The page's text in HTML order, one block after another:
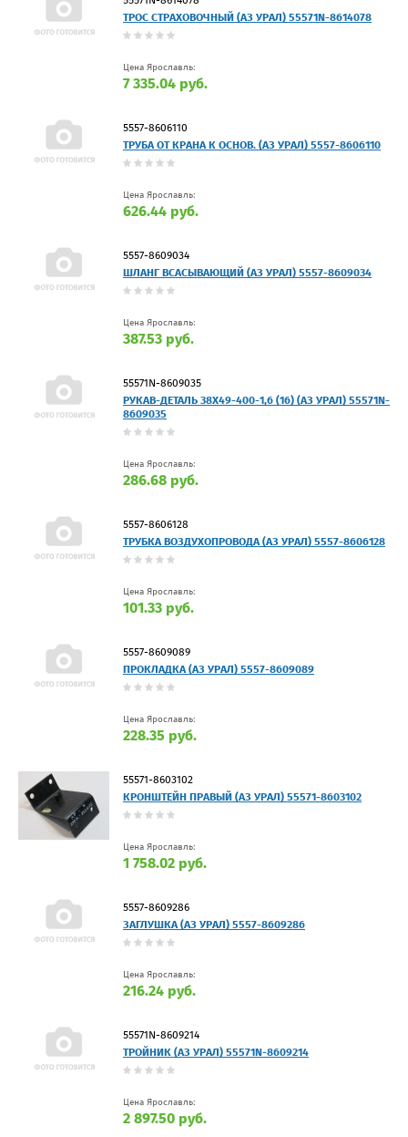
ТРОС СТРАХОВОЧНЫЙ (АЗ УРАЛ) 55571N-8614078
Цена Ярославль:
7 335.04 руб.
5557-8606110
ТРУБА ОТ КРАНА К ОСНОВ. (АЗ УРАЛ) 5557-8606110
Цена Ярославль:
626.44 руб.
5557-8609034
ШЛАНГ ВСАСЫВАЮЩИЙ (АЗ УРАЛ) 5557-8609034
Цена Ярославль:
387.53 руб.
55571N-8609035
РУКАВ-ДЕТАЛЬ 38Х49-400-1,6 (16) (АЗ УРАЛ) 55571N-
8609035
Цена Ярославль:
286.68 руб.
5557-8606128
ТРУБКА ВОЗДУХОПРОВОДА (АЗ УРАЛ) 5557-8606128
Цена Ярославль:
101.33 руб.
5557-8609089
ПРОКЛАДКА (АЗ УРАЛ) 5557-8609089
Цена Ярославль:
228.35 руб.
55571-8603102
КРОНШТЕЙН ПРАВЫЙ (АЗ УРАЛ) 55571-8603102
Цена Ярославль:
1 758.02 руб.
5557-8609286
ЗАГЛУШКА (АЗ УРАЛ) 5557-8609286
Цена Ярославль:
216.24 руб.
55571N-8609214
ТРОЙНИК (АЗ УРАЛ) 55571N-8609214
Цена Ярославль:
2 897.50 руб.